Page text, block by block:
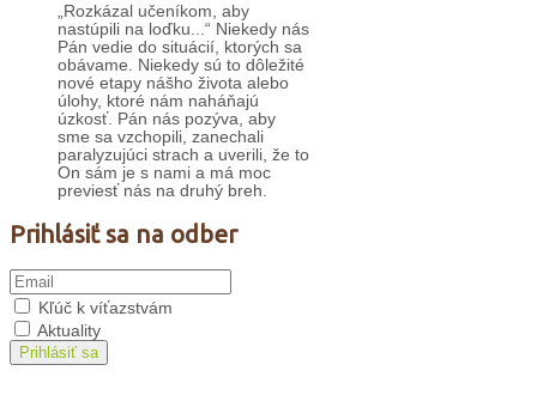
„Rozkázal učeníkom, aby
nastúpili na loďku...“ Niekedy nás
Pán vedie do situácií, ktorých sa
obávame. Niekedy sú to dôležité
nové etapy nášho života alebo
úlohy, ktoré nám naháňajú
úzkosť. Pán nás pozýva, aby
sme sa vzchopili, zanechali
paralyzujúci strach a uverili, že to
On sám je s nami a má moc
previesť nás na druhý breh.
Prihlásiť sa na odber
Kľúč k víťazstvám
Aktuality
Prihlásiť sa